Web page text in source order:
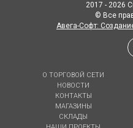
2017 - 2026
© Все
Авега-Софт:
О ТОРГОВОЙ СЕТИ
НОВОСТИ
КОНТАКТЫ
МАГАЗИНЫ
СКЛАДЫ